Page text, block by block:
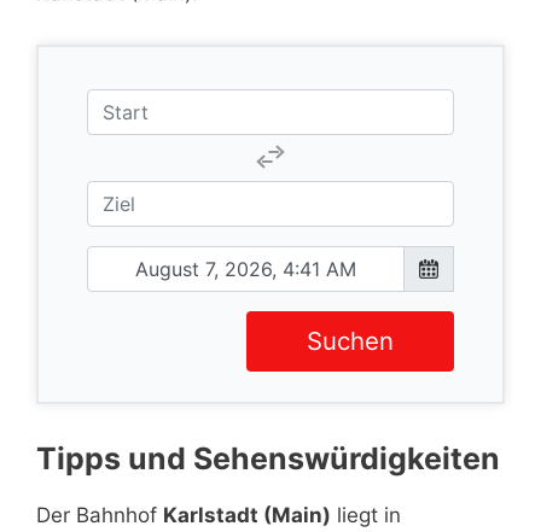
Suchen
Tipps und Sehenswürdigkeiten
Der Bahnhof Karlstadt (Main) liegt in